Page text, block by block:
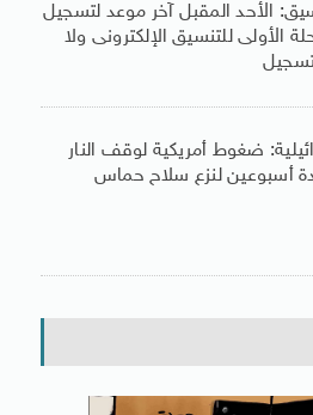
الأحد المقبل آخر موعد لتسجيل
الأولى للتنسيق الإلكترونى ولا
ضغوط أمريكية لوقف النار
أسبوعين لنزع سلاح حماس